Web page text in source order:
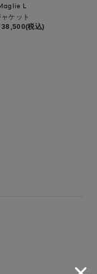
L
ャケット
38,500(税込)